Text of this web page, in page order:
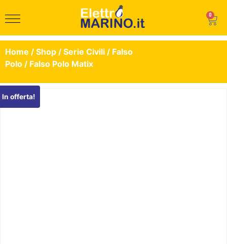
0
Home / Shop / Serie Civili / Falso
Polo / Falso Polo Matix
In offerta!